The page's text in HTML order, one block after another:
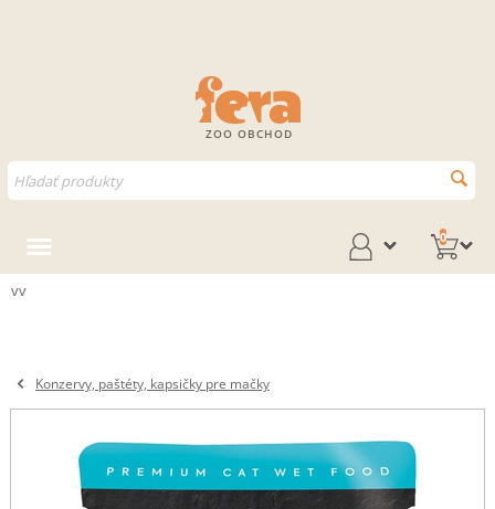
ZOO OBCHOD
0
vv
Konzervy, paštéty, kapsičky pre mačky